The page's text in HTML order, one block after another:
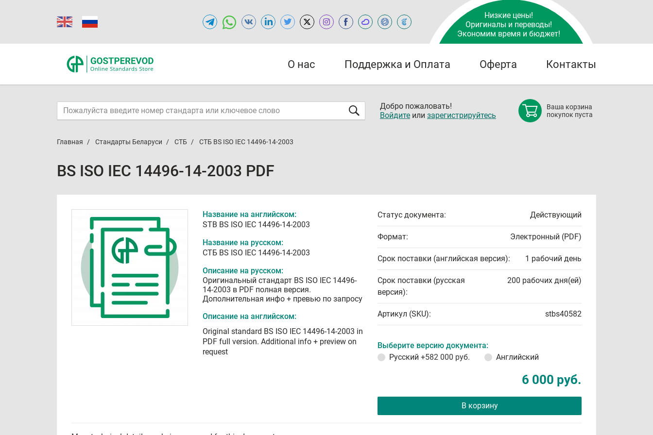
Низкие цены!
Оригиналы и переводы!
Экономим время и бюджет!
О нас Поддержка и Оплата Оферта Контакты
Добро пожаловать!
Войдите или зарегистрируйтесь
Ваша корзина
покупок пуста
Главная Стандарты Беларуси СТБ СТБ BS ISO IEC 14496-14-2003
BS ISO IEC 14496-14-2003 PDF
Название на английском:
STB BS ISO IEC 14496-14-2003
Название на русском:
СТБ BS ISO IEC 14496-14-2003
Описание на русском:
Оригинальный стандарт BS ISO IEC 14496-
14-2003 в PDF полная версия.
Дополнительная инфо + превью по запросу
Описание на английском:
Original standard BS ISO IEC 14496-14-2003 in
PDF full version. Additional info + preview on
request
Статус документа: Действующий
Формат: Электронный (PDF)
Срок поставки (английская версия): 1 рабочий день
Срок поставки (русская
версия):
200 рабочих дня(ей)
Артикул (SKU): stbs40582
Выберите версию документа:
Русский +582 000 руб. Английский
6 000 руб.
В корзину